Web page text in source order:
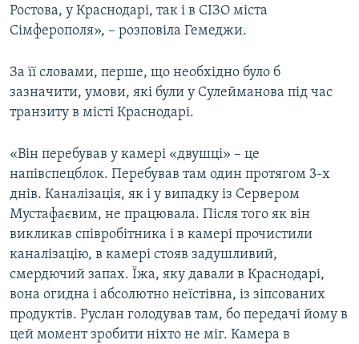
Ростова, у Краснодарі, так і в СІЗО міста
Сімферополя», – розповіла Гемеджи.
За її словами, перше, що необхідно було б
зазначити, умови, які були у Сулейманова під час
транзиту в місті Краснодарі.
«Він перебував у камері «двушці» – це
напівспецблок. Перебував там один протягом 3-х
днів. Каналізація, як і у випадку із Сервером
Мустафаєвим, не працювала. Після того як він
викликав співробітника і в камері прочистили
каналізацію, в камері стояв задушливий,
смердючий запах. Їжа, яку давали в Краснодарі,
вона огидна і абсолютно неїстівна, із зіпсованих
продуктів. Руслан голодував там, бо передачі йому в
цей момент зробити ніхто не міг. Камера в